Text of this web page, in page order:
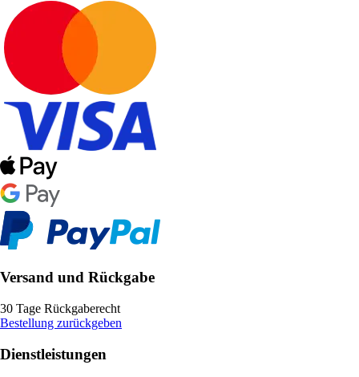
Versand und Rückgabe
30 Tage Rückgaberecht
Bestellung zurückgeben
Dienstleistungen